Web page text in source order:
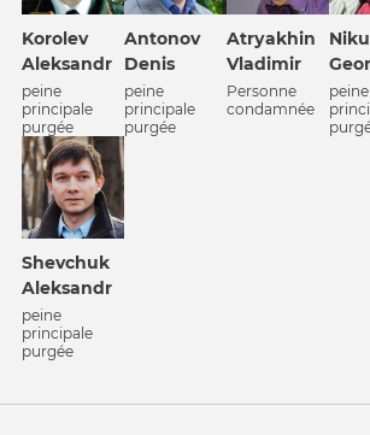
Korolev
Aleksandr
peine
principale
purgée
Antonov
Denis
peine
principale
purgée
Atrуakhin
Vladimir
Personne
condamnée
peine
Shevchuk
Aleksandr
peine
principale
purgée